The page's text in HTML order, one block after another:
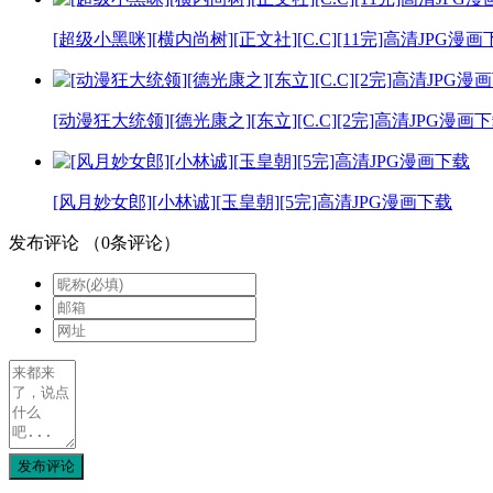
[超级小黑咪][横内尚树][正文社][C.C][11完]高清JPG漫画
[动漫狂大统领][德光康之][东立][C.C][2完]高清JPG漫画
[风月妙女郎][小林诚][玉皇朝][5完]高清JPG漫画下载
发布评论 （0条评论）
发布评论